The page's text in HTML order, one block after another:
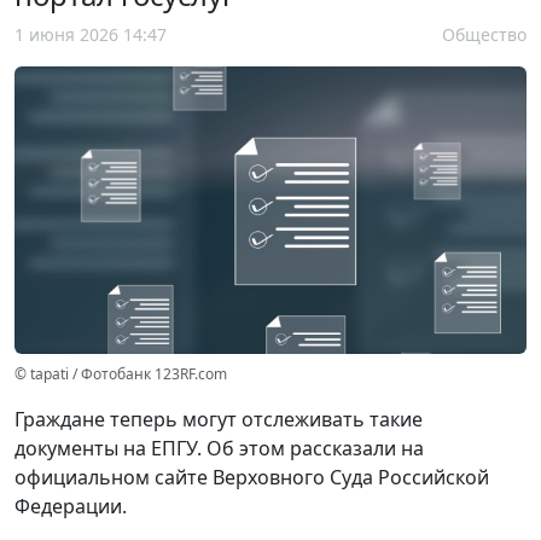
1 июня 2026 14:47 Общество
© tapati / Фотобанк 123RF.com
Граждане теперь могут отслеживать такие
документы на ЕПГУ. Об этом рассказали на
официальном сайте Верховного Суда Российской
Федерации.